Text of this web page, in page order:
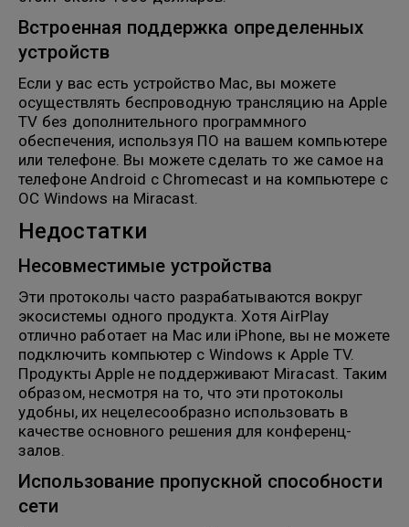
Встроенная поддержка определенных
устройств
Если у вас есть устройство Mac, вы можете
осуществлять беспроводную трансляцию на Apple
TV без дополнительного программного
обеспечения, используя ПО на вашем компьютере
или телефоне. Вы можете сделать то же самое на
телефоне Android с Chromecast и на компьютере с
ОС Windows на Miracast.
Недостатки
Несовместимые устройства
Эти протоколы часто разрабатываются вокруг
экосистемы одного продукта. Хотя AirPlay
отлично работает на Mac или iPhone, вы не можете
подключить компьютер с Windows к Apple TV.
Продукты Apple не поддерживают Miracast. Таким
образом, несмотря на то, что эти протоколы
удобны, их нецелесообразно использовать в
качестве основного решения для конференц-
залов.
Использование пропускной способности
сети